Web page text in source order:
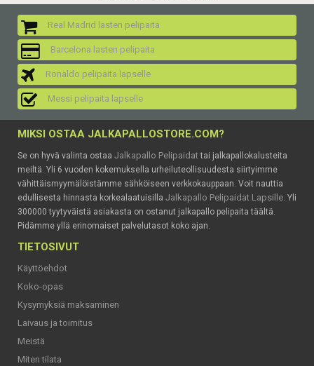
Real Madrid lasten pelipaita
Barcelona lasten pelipaita
Ronaldo pelipaita lapselle
Messi pelipaita lapselle
MIKSI OSTAA JALKAPALLOSTORE.COM?
Se on hyvä valinta ostaa Jalkapallo Pelipaidattai jalkapallokalusteita
meiltä. Yli 6 vuoden kokemuksella urheiluteollisuudesta siirtyimme
vähittäismyymälöistämme sähköiseen verkkokauppaan. Voit nauttia
edullisesta hinnasta korkealaatuisilla Jalkapallo Pelipaidat Lapsille. Yli
300000 tyytyväistä asiakasta on ostanut jalkapallo pelipaita täältä.
Pidämme yllä erinomaiset palvelutasot koko ajan.
TIETOSIVUT
Käyttöehdot
Koko-opas
Kysymyksiä maksaminen
Laivaus ja toimitus
Meistä
Miten tilata